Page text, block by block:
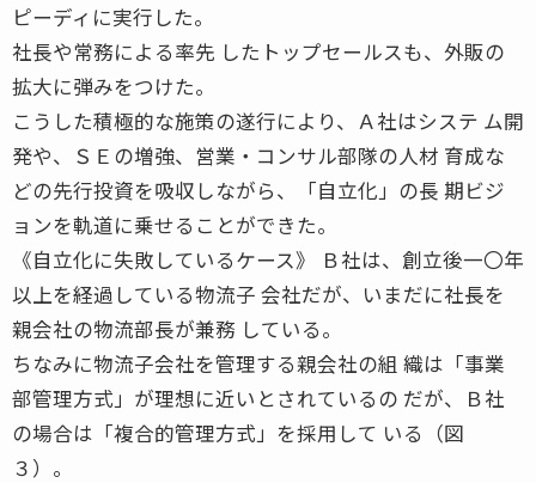
ピーディに実行した。
社長や常務による率先 したトップセールスも、外販の
拡大に弾みをつけた。
こうした積極的な施策の遂行により、Ａ社はシステ ム開
発や、ＳＥの増強、営業・コンサル部隊の人材 育成な
どの先行投資を吸収しながら、「自立化」の長 期ビジ
ョンを軌道に乗せることができた。
《自立化に失敗しているケース》 Ｂ社は、創立後一〇年
以上を経過している物流子 会社だが、いまだに社長を
親会社の物流部長が兼務 している。
ちなみに物流子会社を管理する親会社の組 織は「事業
部管理方式」が理想に近いとされているの だが、Ｂ社
の場合は「複合的管理方式」を採用して いる（図
３）。